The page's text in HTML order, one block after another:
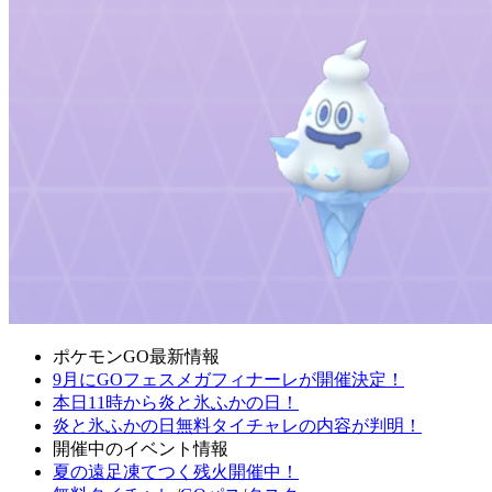
ポケモンGO最新情報
9月にGOフェスメガフィナーレが開催決定！
本日11時から炎と氷ふかの日！
炎と氷ふかの日無料タイチャレの内容が判明！
開催中のイベント情報
夏の遠足凍てつく残火開催中！